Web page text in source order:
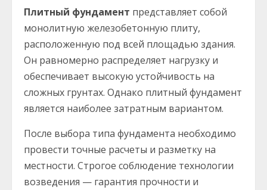
Плитный фундамент представляет собой
монолитную железобетонную плиту,
расположенную под всей площадью здания.
Он равномерно распределяет нагрузку и
обеспечивает высокую устойчивость на
сложных грунтах. Однако плитный фундамент
является наиболее затратным вариантом.
После выбора типа фундамента необходимо
провести точные расчеты и разметку на
местности. Строгое соблюдение технологии
возведения — гарантия прочности и